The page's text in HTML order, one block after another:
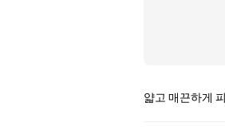
얇고 매끈하게